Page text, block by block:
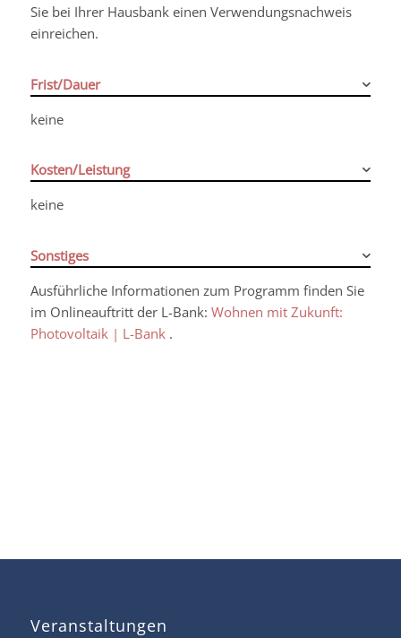
Sie bei Ihrer Hausbank einen Verwendungsnachweis
einreichen.
Frist/Dauer
keine
Kosten/Leistung
keine
Sonstiges
Ausführliche Informationen zum Programm finden Sie
im Onlineauftritt der L-Bank: Wohnen mit Zukunft:
Photovoltaik | L-Bank .
Veranstaltungen